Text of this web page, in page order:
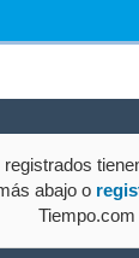
abajo o
Tiempo.com